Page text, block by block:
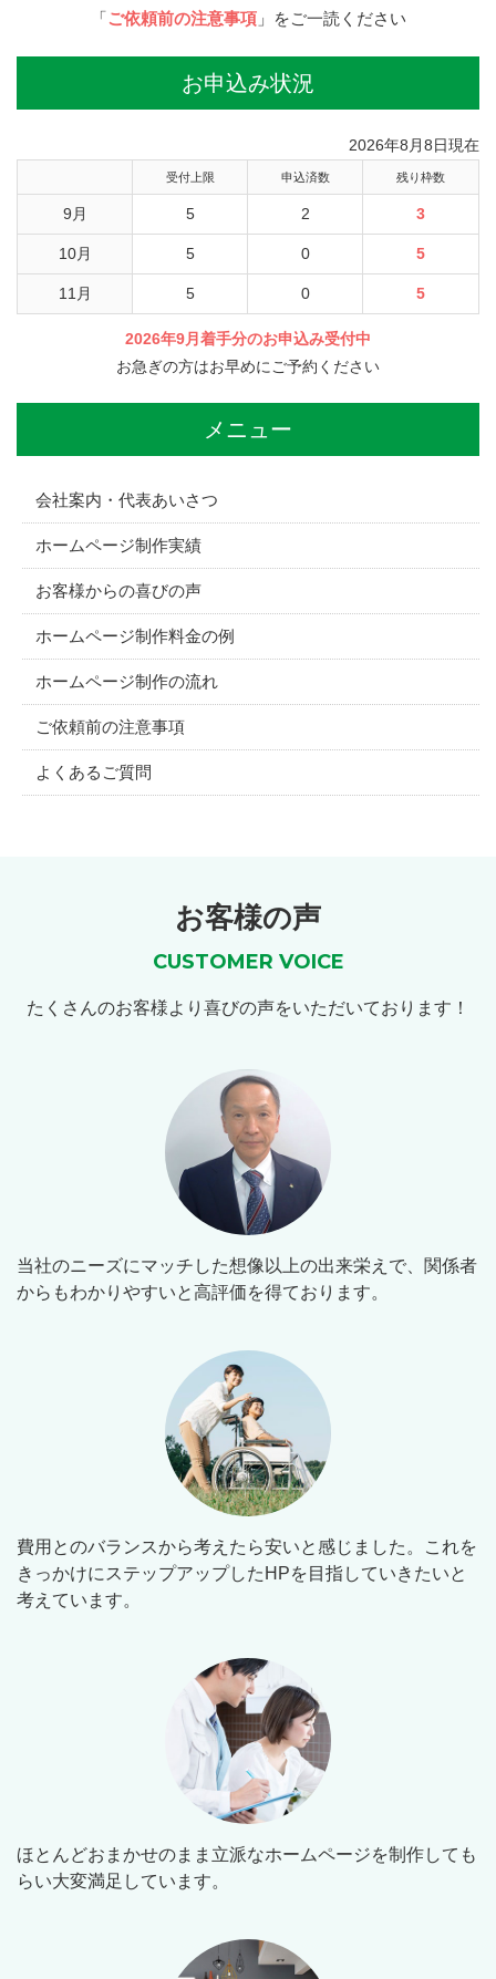
「ご依頼前の注意事項」をご一読ください
お申込み状況
2026年8月8日現在
受付上限 申込済数 残り枠数
9月 5 2 3
10月 5 0 5
11月 5 0 5
2026年9月着手分のお申込み受付中
お急ぎの方はお早めにご予約ください
メニュー
会社案内・代表あいさつ
ホームページ制作実績
お客様からの喜びの声
ホームページ制作料金の例
ホームページ制作の流れ
ご依頼前の注意事項
よくあるご質問
お客様の声
CUSTOMER VOICE
たくさんのお客様より喜びの声をいただいております！
当社のニーズにマッチした想像以上の出来栄えで、関係者
からもわかりやすいと高評価を得ております。
費用とのバランスから考えたら安いと感じました。これを
きっかけにステップアップしたHPを目指していきたいと
考えています。
ほとんどおまかせのまま立派なホームページを制作しても
らい大変満足しています。